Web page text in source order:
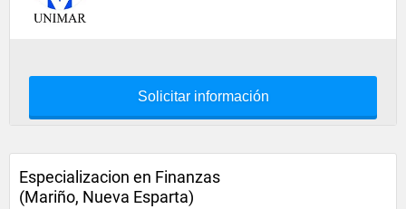
Solicitar información
Especializacion en Finanzas
(Mariño, Nueva Esparta)